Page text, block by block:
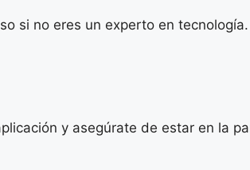
si no eres un experto en
y asegúrate de estar en la